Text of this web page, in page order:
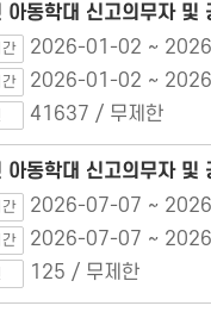
아동학대 신고의무자 및
간 2026-01-02 ~
간 2026-01-02 ~
41637 / 무제한
아동학대 신고의무자 및
간 2026-07-07 ~
간 2026-07-07 ~
125 / 무제한